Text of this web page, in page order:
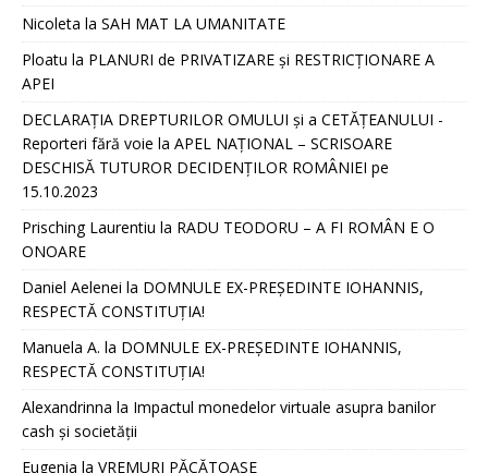
Nicoleta la SAH MAT LA UMANITATE
Ploatu la PLANURI de PRIVATIZARE și RESTRICȚIONARE A
APEI
DECLARAȚIA DREPTURILOR OMULUI și a CETĂȚEANULUI -
Reporteri fără voie la APEL NAȚIONAL – SCRISOARE
DESCHISĂ TUTUROR DECIDENȚILOR ROMÂNIEI pe
15.10.2023
Prisching Laurentiu la RADU TEODORU – A FI ROMÂN E O
ONOARE
Daniel Aelenei la DOMNULE EX-PREȘEDINTE IOHANNIS,
RESPECTĂ CONSTITUȚIA!
Manuela A. la DOMNULE EX-PREȘEDINTE IOHANNIS,
RESPECTĂ CONSTITUȚIA!
Alexandrinna la Impactul monedelor virtuale asupra banilor
cash și societății
Eugenia la VREMURI PĂCĂTOASE